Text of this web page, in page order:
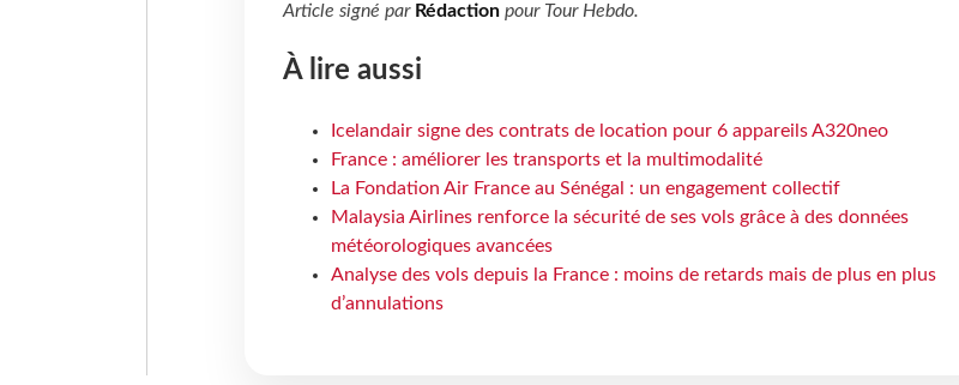
Article signé par Rédactionpour Tour Hebdo.
À lire aussi
Icelandair signe des contrats de location pour 6 appareils A320neo
France : améliorer les transports et la multimodalité
La Fondation Air France au Sénégal : un engagement collectif
Malaysia Airlines renforce la sécurité de ses vols grâce à des données
météorologiques avancées
Analyse des vols depuis la France : moins de retards mais de plus en plus
d’annulations